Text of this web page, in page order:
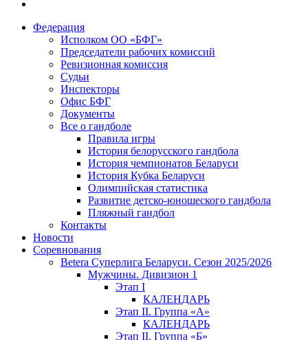
Федерация
Исполком ОО «БФГ»
Председатели рабочих комиссий
Ревизионная комиссия
Судьи
Инспекторы
Офис БФГ
Документы
Все о гандболе
Правила игры
История белорусского гандбола
История чемпионатов Беларуси
История Кубка Беларуси
Олимпийская статистика
Развитие детско-юношеского гандбола
Пляжный гандбол
Контакты
Новости
Соревнования
Betera Суперлига Беларуси. Сезон 2025/2026
Мужчины. Дивизион 1
Этап I
КАЛЕНДАРЬ
Этап II. Группа «А»
КАЛЕНДАРЬ
Этап II. Группа «Б»